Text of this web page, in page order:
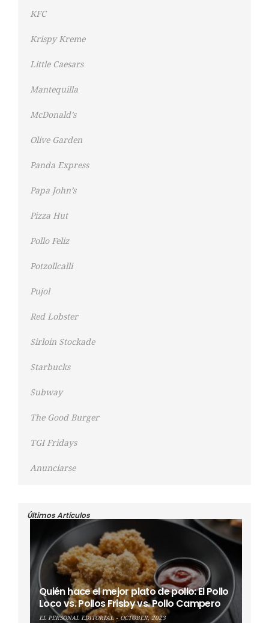
KFC
Krispy Kreme
Little Caesars
Mantequilla
McDonald’s
Olive Garden
Panda Express
Papa John’s
Pizza Hut
Pollo Feliz
Potzollcalli
Pujol
Red Lobster
Sirloin Stockade
Starbucks
Subway
The Good Burger
TGI Fridays
Anunciarse
Últimos Artículos
Quién hace el mejor plato de pollo: El Pollo
Loco vs. Pollos Frisby vs. Pollo Campero
EL PERSONAL EDITORIAL OCTOBER, 2023